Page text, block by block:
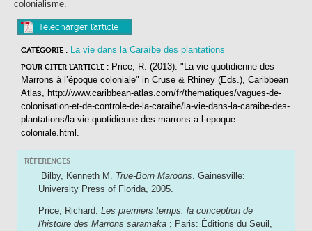
colonialisme.
Télécharger l'article
CATÉGORIE : La vie dans la Caraïbe des plantations
POUR CITER L'ARTICLE : Price, R. (2013). "La vie quotidienne des
Marrons à l’époque coloniale" in Cruse & Rhiney (Eds.), Caribbean
Atlas, http://www.caribbean-atlas.com/fr/thematiques/vagues-de-
colonisation-et-de-controle-de-la-caraibe/la-vie-dans-la-caraibe-des-
plantations/la-vie-quotidienne-des-marrons-a-l-epoque-
coloniale.html.
RÉFÉRENCES
Bilby, Kenneth M. True-Born Maroons. Gainesville:
University Press of Florida, 2005.
Price, Richard. Les premiers temps: la conception de
l'histoire des Marrons saramaka ; Paris: Éditions du Seuil,